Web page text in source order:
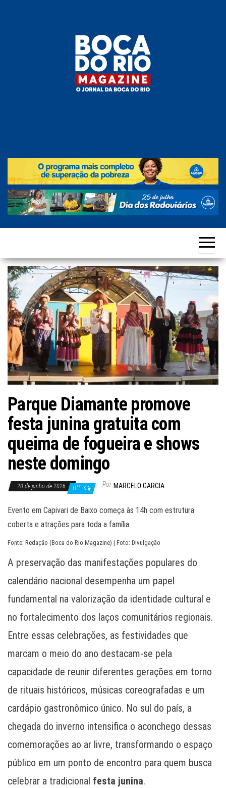
Magazine
do Rio
e
região!
.
Parque Diamante promove
festa junina gratuita com
queima de fogueira e shows
neste domingo
20 de junho de 2026 Off Por MARCELO GARCIA
Evento em Capivari de Baixo começa às 14h com estrutura
coberta e atrações para toda a família
Fonte: Redação (Boca do Rio Magazine) | Foto: Divulgação
A preservação das manifestações populares do
calendário nacional desempenha um papel
fundamental na valorização da identidade cultural e
no fortalecimento dos laços comunitários regionais.
Entre essas celebrações, as festividades que
marcam o meio do ano destacam-se pela
capacidade de reunir diferentes gerações em torno
de rituais históricos, músicas coreografadas e um
cardápio gastronômico único. No sul do país, a
chegada do inverno intensifica o aconchego dessas
comemorações ao ar livre, transformando o espaço
público em um ponto de encontro para quem busca
celebrar a tradicional festa junina.